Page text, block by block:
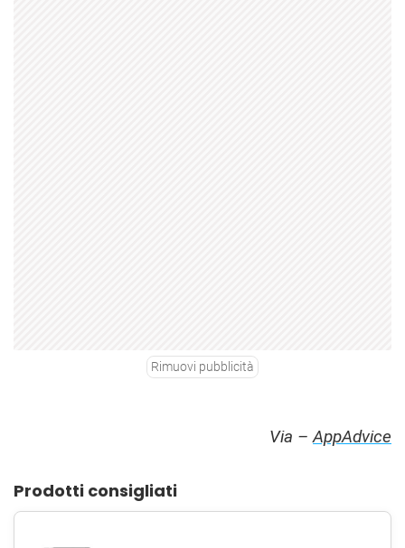
Rimuovi pubblicità
Via – AppAdvice
Prodotti consigliati